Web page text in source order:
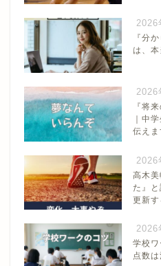
2026
『分
は、本
2026
『将
｜中
伝えま
2026
高木
た』
更新
2026
学校
点数